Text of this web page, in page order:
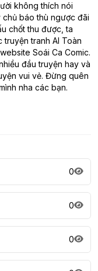
không thích nói
báo thù ngược đãi
chốt thu được, ta
tranh AI Toàn
Soái Ca Comic.
đầu truyện hay và
vui vẻ. Đừng quên
nha các bạn.
0
0
0